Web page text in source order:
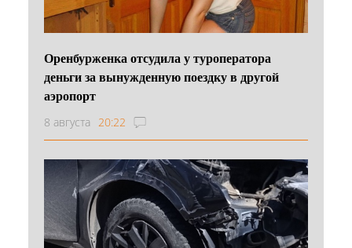
Оренбурженка отсудила у туроператора
деньги за вынужденную поездку в другой
аэропорт
8 августа 20:22